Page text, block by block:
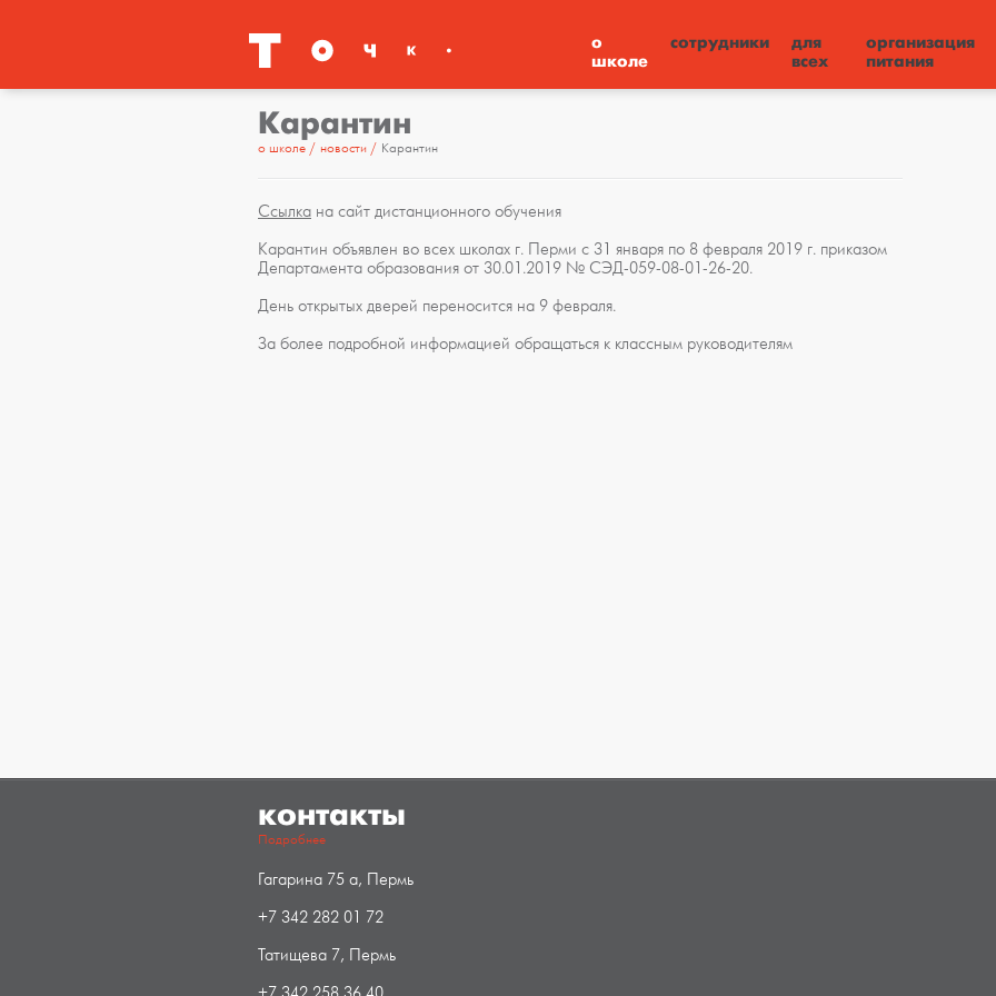
о
школе
сотрудники
для
всех
организация
питания
Карантин
о школе новости Карантин
Ссылка на сайт дистанционного обучения
Карантин объявлен во всех школах г. Перми с 31 января по 8 февраля 2019 г. приказом
Департамента образования от 30.01.2019 № СЭД-059-08-01-26-20.
День открытых дверей переносится на 9 февраля.
За более подробной информацией обращаться к классным руководителям
контакты
Подробнее
Гагарина 75 а, Пермь
+7 342 282 01 72
Татищева 7, Пермь